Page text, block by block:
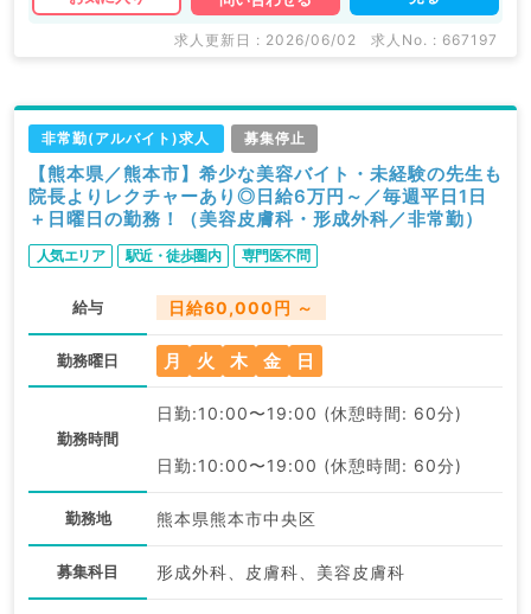
求人更新日 : 2026/06/02 求人No. : 667197
非常勤(アルバイト)求人 募集停止
【熊本県／熊本市】希少な美容バイト・未経験の先生も
院長よりレクチャーあり◎日給6万円～／毎週平日1日
＋日曜日の勤務！（美容皮膚科・形成外科／非常勤）
人気エリア 駅近・徒歩圏内 専門医不問
給与 日給60,000円 ～
勤務曜日 月 火 木 金 日
勤務時間
日勤:10:00〜19:00 (休憩時間: 60分)
日勤:10:00〜19:00 (休憩時間: 60分)
勤務地 熊本県熊本市中央区
募集科目 形成外科、皮膚科、美容皮膚科